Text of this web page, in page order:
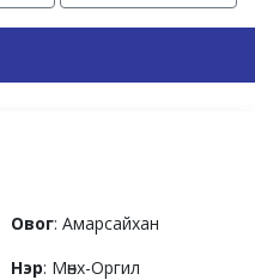
Овог: Амарсайхан
Нэр: Мөнх-Оргил